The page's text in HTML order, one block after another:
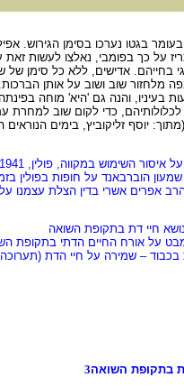
בעומר בגטו נערכו בסימן הגירוש.
על כך בפומבי, נאלצו לעשות זאת
בחייהם. אדישים, ללא כל סימן של
מלחזור שוב ושוב על אותן
בעיניו, והנה גם 'היא' מוחה
כדי לקום שוב למחרת
יוסף זליקוביץ, בימים הנוראים ההם,
איסור השימוש במקווה, פולין, 1941
שמעון הוברבאנד על חופות בפולין
אפרים אשרי בדין הצלת עצמנו על
חיי דת בתקופת השואה
על אורח החיים הדתי בתקופת
בכבוד – שמירה על חיי הדת
בתקופת השואה3